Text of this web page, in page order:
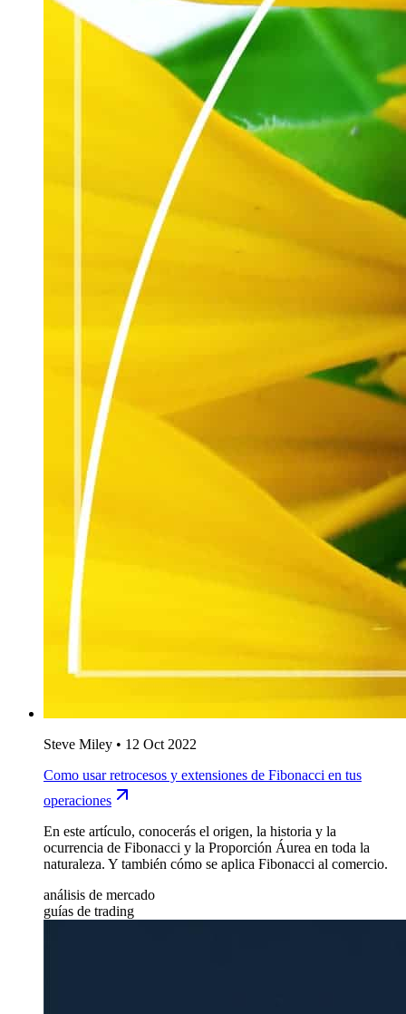
Steve Miley • 12 Oct 2022
Como usar retrocesos y extensiones de Fibonacci en tus
operaciones
En este artículo, conocerás el origen, la historia y la
ocurrencia de Fibonacci y la Proporción Áurea en toda la
naturaleza. Y también cómo se aplica Fibonacci al comercio.
análisis de mercado
guías de trading